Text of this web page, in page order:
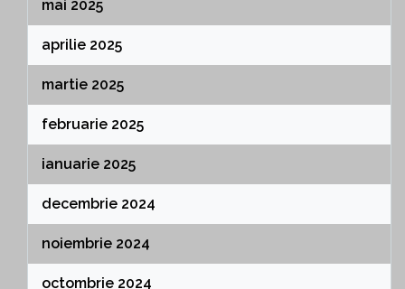
mai 2025
aprilie 2025
martie 2025
februarie 2025
ianuarie 2025
decembrie 2024
noiembrie 2024
octombrie 2024